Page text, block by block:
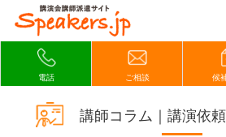
電話 ご相談 候
講師コラム｜講演依